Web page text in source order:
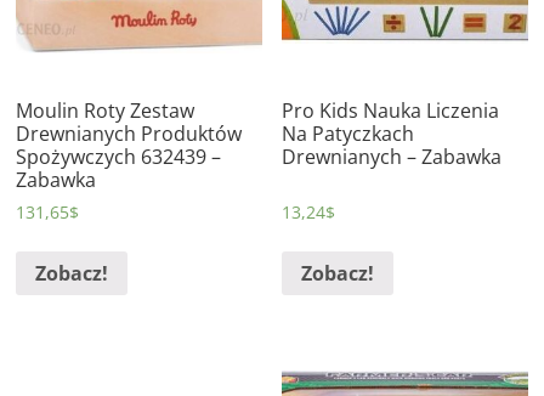
Moulin Roty Zestaw
Drewnianych Produktów
Spożywczych 632439 –
Zabawka
131,65$
Zobacz!
Pro Kids Nauka Liczenia
Na Patyczkach
Drewnianych – Zabawka
13,24$
Zobacz!